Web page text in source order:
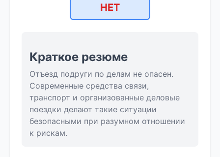
НЕТ
Краткое резюме
Отъезд подруги по делам не опасен.
Современные средства связи,
транспорт и организованные деловые
поездки делают такие ситуации
безопасными при разумном отношении
к рискам.